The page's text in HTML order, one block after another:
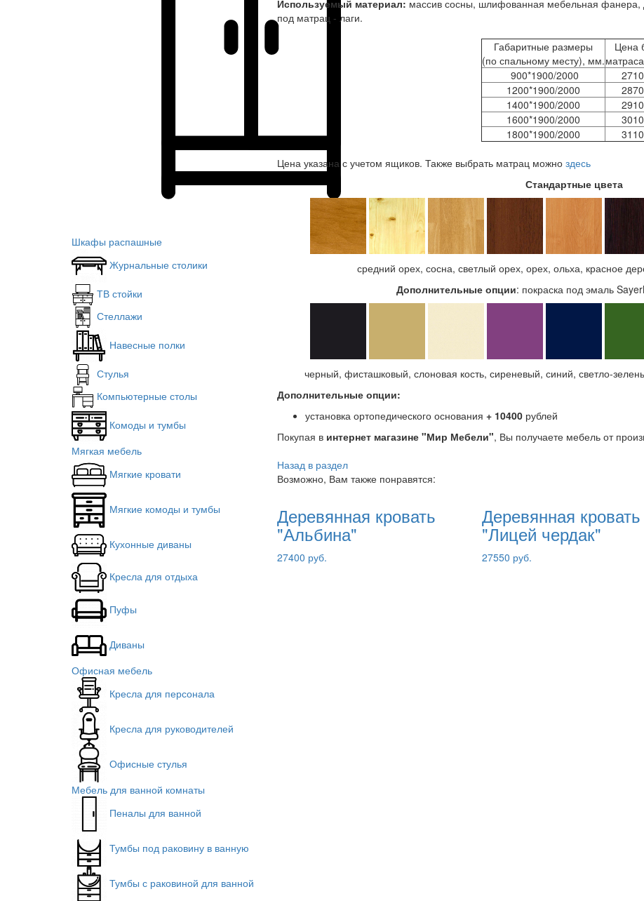
Шкафы распашные
Журнальные столики
ТВ стойки
Стеллажи
Навесные полки
Стулья
Компьютерные столы
Комоды и тумбы
Мягкая мебель
Мягкие кровати
Мягкие комоды и тумбы
Кухонные диваны
Кресла для отдыха
Пуфы
Диваны
Офисная мебель
Кресла для персонала
Кресла для руководителей
Офисные стулья
Мебель для ванной комнаты
Пеналы для ванной
Тумбы под раковину в ванную
Тумбы с раковиной для ванной
Используемый материал: массив сосны, шлифованная мебельная фанера,
под матрац - лаги.
Габаритные размеры
(по спальному месту), мм.
Цена
900*1900/2000
1200*1900/2000
1400*1900/2000
1600*1900/2000
1800*1900/2000
Цена указана с учетом ящиков. Также выбрать матрац можно здесь
Стандартные цвета
средний орех, сосна, светлый орех, орех, ольха, красное
Дополнительные опции: покраска под эмаль
черный, фисташковый, слоновая кость, сиреневый, синий, светло-
Дополнительные опции:
установка ортопедического основания + 10400рублей
Покупая в интернет магазине "Мир Мебели", Вы получаете мебель от
Назад в раздел
Возможно, Вам также понравятся:
Деревянная кровать
"Альбина"
27400 руб.
Деревянная кровать
"Лицей чердак"
27550 руб.